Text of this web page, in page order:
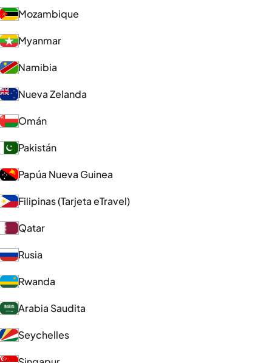
Mozambique
Myanmar
Namibia
Nueva Zelanda
Omán
Pakistán
Papúa Nueva Guinea
Filipinas (Tarjeta eTravel)
Qatar
Rusia
Rwanda
Arabia Saudita
Seychelles